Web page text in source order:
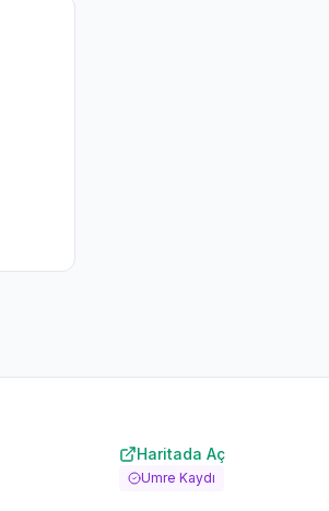
Haritada Aç
Umre Kaydı